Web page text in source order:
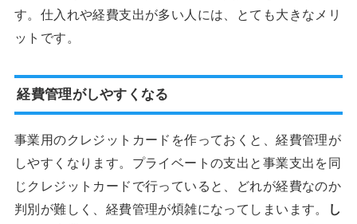
す。仕入れや経費支出が多い人には、とても大きなメリ
ットです。
経費管理がしやすくなる
事業用のクレジットカードを作っておくと、経費管理が
しやすくなります。プライベートの支出と事業支出を同
じクレジットカードで行っていると、どれが経費なのか
判別が難しく、経費管理が煩雑になってしまいます。
し